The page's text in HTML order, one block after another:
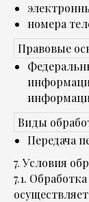
номера
Правовые
Виды
Передача
7. Условия
7.1.